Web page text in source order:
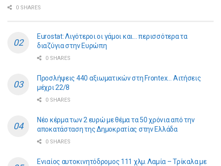
0 SHARES
Eurostat: Λιγότεροι οι γάμοι και… περισσότερα τα
διαζύγια στην Ευρώπη
0 SHARES
Προσλήψεις 440 αξιωματικών στη Frontex… Αιτήσεις
μέχρι 22/8
0 SHARES
Νέο κέρμα των 2 ευρώ με θέμα τα 50 χρόνια από την
αποκατάσταση της Δημοκρατίας στην Ελλάδα
0 SHARES
Ενιαίος αυτοκινητόδρομος 111 χλμ. Λαμία – Τρίκαλα με